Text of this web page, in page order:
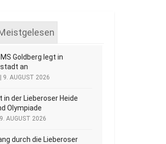
Goldberg legt in
an
9. AUGUST 2026
der Lieberoser Heide
Olympiade
AUGUST 2026
durch die Lieberoser